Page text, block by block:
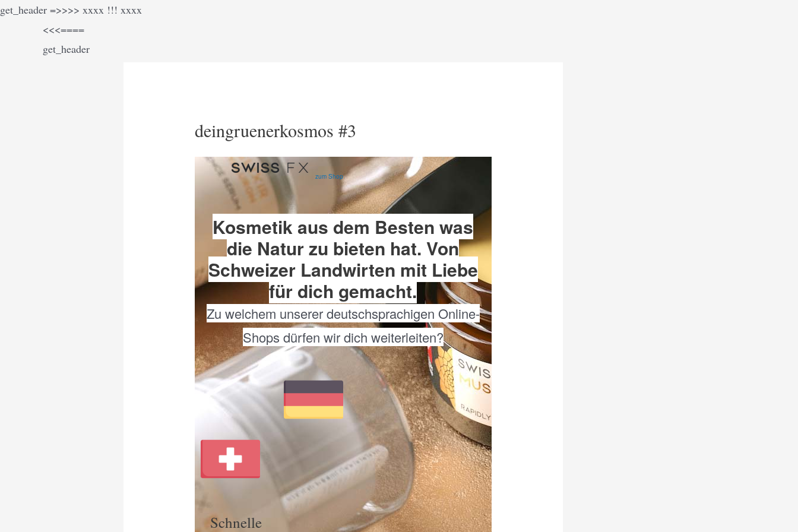
get_header =>>>> xxxx !!! xxxx
<<<====
get_header
deingruenerkosmos #3
zum Shop
Kosmetik aus dem Besten was
die Natur zu bieten hat. Von
Schweizer Landwirten mit Liebe
für dich gemacht.
Zu welchem unserer deutschsprachigen Online-
Shops dürfen wir dich weiterleiten?
Schnelle